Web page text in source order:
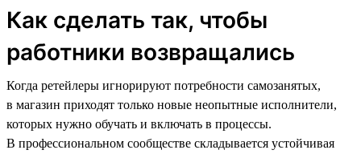
Как сделать так, чтобы
работники возвращались
Когда ретейлеры игнорируют потребности самозанятых,
в магазин приходят только новые неопытные исполнители,
которых нужно обучать и включать в процессы.
В профессиональном сообществе складывается устойчивая